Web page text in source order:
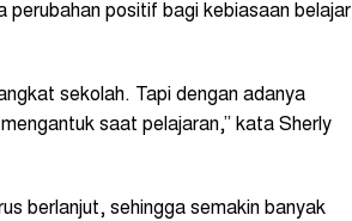
perubahan positif bagi kebiasaan belajar
sekolah. Tapi dengan adanya
saat pelajaran,” kata Sherly
berlanjut, sehingga semakin banyak